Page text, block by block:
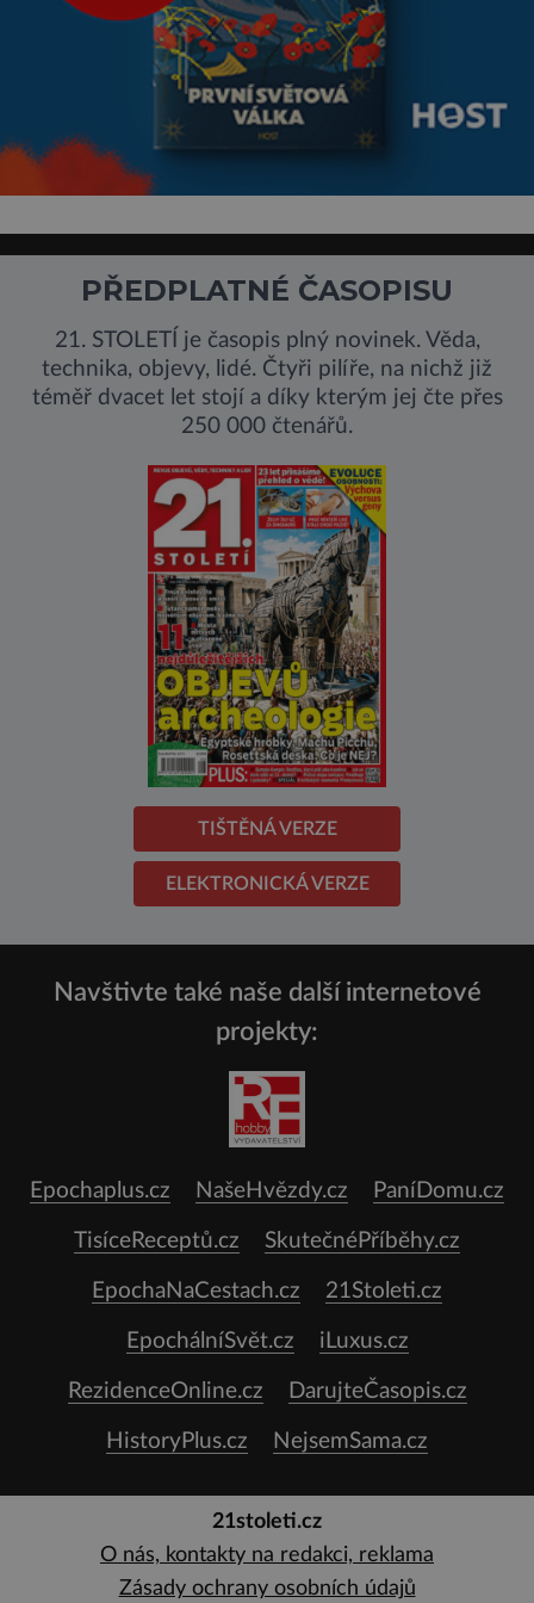
PŘEDPLATNÉ ČASOPISU
21. STOLETÍ je časopis plný novinek. Věda,
technika, objevy, lidé. Čtyři pilíře, na nichž již
téměř dvacet let stojí a díky kterým jej čte přes
250 000 čtenářů.
TIŠTĚNÁ VERZE
ELEKTRONICKÁ VERZE
Navštivte také naše další internetové
projekty:
Epochaplus.cz NašeHvězdy.cz PaníDomu.cz
TisíceReceptů.cz SkutečnéPříběhy.cz
EpochaNaCestach.cz 21Stoleti.cz
EpochálníSvět.cz iLuxus.cz
RezidenceOnline.cz DarujteČasopis.cz
HistoryPlus.cz NejsemSama.cz
21stoleti.cz
O nás, kontakty na redakci, reklama
Zásady ochrany osobních údajů